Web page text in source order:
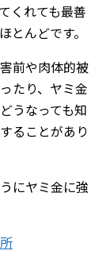
くれても最善
んどです。
前や肉体的被
たり、ヤミ金
うなっても知
ることがあり
にヤミ金に強